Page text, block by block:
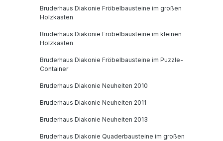
Bruderhaus Diakonie Fröbelbausteine im großen
Holzkasten
Bruderhaus Diakonie Fröbelbausteine im kleinen
Holzkasten
Bruderhaus Diakonie Fröbelbausteine im Puzzle-
Container
Bruderhaus Diakonie Neuheiten 2010
Bruderhaus Diakonie Neuheiten 2011
Bruderhaus Diakonie Neuheiten 2013
Bruderhaus Diakonie Quaderbausteine im großen